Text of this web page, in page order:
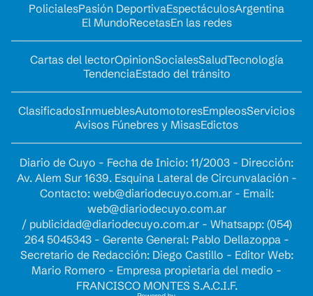
PolicialesPasión DeportivaEspectáculosArgentina
El MundoRecetasEn las redes
Cartas del lectorOpinionSocialesSaludTecnología
TendenciaEstado del tránsito
ClasificadosInmueblesAutomotoresEmpleosServicios
Avisos Fúnebres y MisasEdictos
Diario de Cuyo - Fecha de Inicio: 11/2003 - Dirección:
Av. Alem Sur 1639. Esquina Lateral de Circunvalación -
Contacto: web@diariodecuyo.com.ar- Email:
web@diariodecuyo.com.ar
/ publicidad@diariodecuyo.com.ar- Whatsapp: (054)
264 5045343 - Gerente General: Pablo Dellazoppa -
Secretario de Redacción: Diego Castillo - Editor Web:
Mario Romero - Empresa propietaria del medio -
FRANCISCO MONTES S.A.C.I.F.